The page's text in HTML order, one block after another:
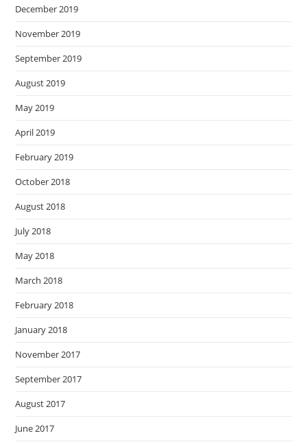
December 2019
November 2019
September 2019
August 2019
May 2019
April 2019
February 2019
October 2018
August 2018
July 2018
May 2018
March 2018
February 2018
January 2018
November 2017
September 2017
August 2017
June 2017